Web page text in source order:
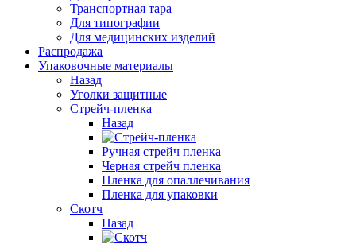
Транспортная тара
Для типографии
Для медицинских изделий
Распродажа
Упаковочные материалы
Назад
Уголки защитные
Стрейч-пленка
Назад
Ручная стрейч пленка
Черная стрейч пленка
Пленка для опаллечивания
Пленка для упаковки
Скотч
Назад